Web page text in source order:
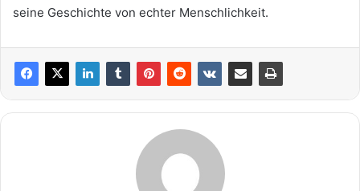
seine Geschichte von echter Menschlichkeit.